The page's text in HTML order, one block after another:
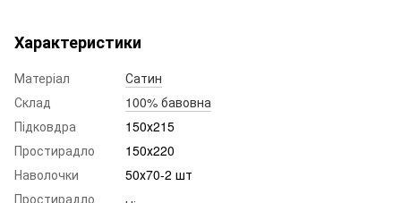
Характеристики
Матеріал
Сатин
Склад
100% бавовна
Підковдра
150х215
Простирадло
150х220
Наволочки
50х70-2 шт
Простирадло